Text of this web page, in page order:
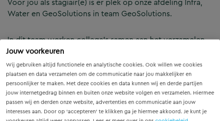
Jouw voorkeuren
Wij gebruiken altijd functionele en analytische cookies. Ook willen we cookies
plaatsen en data verzamelen om de communicatie naar jou makkelijker en
persoonlijker te maken. Met deze cookies en data kunnen wij en derde partijen
jouw internetgedrag binnen en buiten onze website volgen en verzamelen. Hiermee
passen wij en derden onze website, advertenties en communicatie aan jouw
interesses aan. Door op ‘accepteren’ te klikken ga je hiermee akkoord. Je kunt je
Water en GeoSolutions in team GeoSolutions.
In dit team werken collega’s samen aan het verzamelen
en toepassen van meetgegevens voor projecten in
infrastructuur, bouw en openbare ruimte. De sfeer is
open en betrokken. Collega’s delen kennis, stellen
vragen en helpen elkaar vooruit. Tijdens je stage werk je
regelmatig samen met ervaren landmeters op locatie. Zij
laten zien hoe metingen in de praktijk verlopen en waar
je op let om betrouwbare gegevens te verzamelen. Zo